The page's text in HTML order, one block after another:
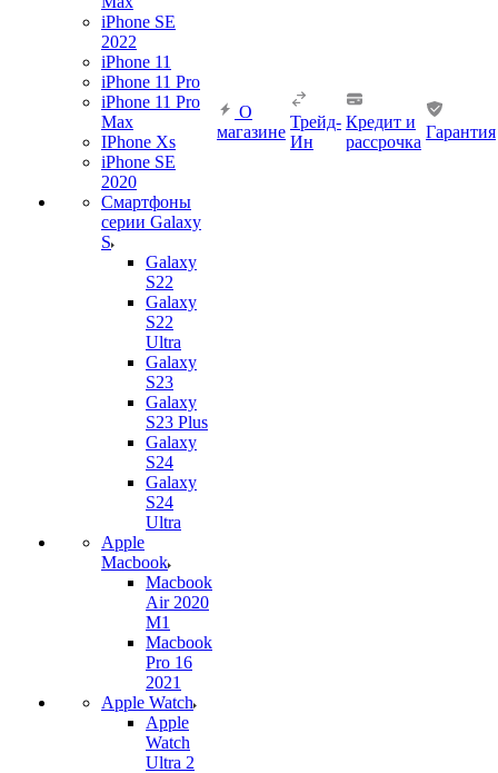
iPhone SE
2022
iPhone 11
iPhone 11 Pro
iPhone 11 Pro
Max
IPhone Xs
iPhone SE
2020
Смартфоны
серии Galaxy
S
Galaxy
S22
Galaxy
S22
Ultra
Galaxy
S23
Galaxy
S23 Plus
Galaxy
S24
Galaxy
S24
Ultra
Apple
Macbook
Macbook
Air 2020
M1
Macbook
Pro 16
2021
Apple Watch
Apple
Watch
Ultra 2
О
магазине
Трейд-
Ин
Кредит и
рассрочка
Гарантия